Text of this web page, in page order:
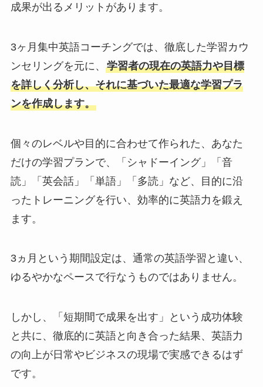
成果が出るメリットがあります。
3ヶ月集中英語コーチングでは、徹底した学習カウ
ンセリングを元に、 学習者の現在の英語力や目標
を詳しく分析し、それに基づいた最適な学習プラ
ンを作成します。
個々のレベルや目的に合わせて作られた、あなた
だけの学習プランで、「シャドーイング」「音
読」「英会話」「単語」「多読」など、目的に沿
ったトレーニングを行い、効率的に英語力を鍛え
ます。
3ヵ月という期間設定は、通常の英語学習と違い、
ゆるやかなペースで行なうものではありません。
しかし、「短期間で成果を出す」という成功体験
と共に、徹底的に英語と向き合った結果、英語力
の向上が日常やビジネスの現場で実感できるはず
です。